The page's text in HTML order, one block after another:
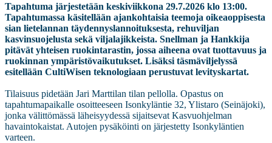
Tapahtuma järjestetään keskiviikkona 29.7.2026 klo 13:00.
Tapahtumassa käsitellään ajankohtaisia teemoja oikeaoppisesta
sian lietelannan täydennyslannoituksesta, rehuviljan
kasvinsuojelusta sekä viljalajikkeista. Snellman ja Hankkija
pitävät yhteisen ruokintarastin, jossa aiheena ovat tuottavuus ja
ruokinnan ympäristövaikutukset. Lisäksi täsmäviljelyssä
esitellään CultiWisen teknologiaan perustuvat levityskartat.
Tilaisuus pidetään Jari Marttilan tilan pellolla. Opastus on
tapahtumapaikalle osoitteeseen Isonkyläntie 32, Ylistaro (Seinäjoki),
jonka välittömässä läheisyydessä sijaitsevat Kasvuohjelman
havaintokaistat. Autojen pysäköinti on järjestetty Isonkyläntien
varteen.